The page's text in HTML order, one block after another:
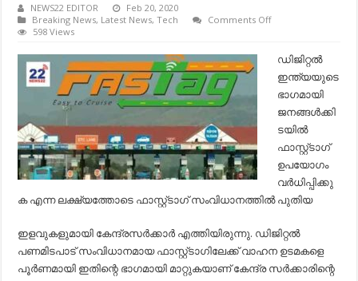
NEWS22 EDITOR
Feb 20, 2020
Breaking News, Latest News,Tech Comments Offon
വാങ്ങത്തവരുടെ
ശ്രദ്ധയ്ക്ക്;
സൗജന്യം
ഉടന്‍
അവസാനിക്കും
ലഭിക്കുന്ന
കേന്ദ്രങ്ങള്‍…
598 Views
ഡിജിറ്റല്‍
ഇന്ത്യയുടെ
ഭാഗമായി
ജനങ്ങൾക്കി
ടയിൽ
ഫാസ്റ്റ്ടാഗ്
ഉപയോഗം
വർധിപ്പിക്കു
ക എന്ന ലക്ഷ്യത്തോടെ ഫാസ്റ്റ്ടാഗ് സംവിധാനത്തില്‍ പുതിയ
ഇളവുകളുമായി കേന്ദ്രസര്‍ക്കാര്‍ എത്തിയിരുന്നു. ഡിജിറ്റല്‍
പണമിടപാട് സംവിധാനമായ ഫാസ്റ്റ്ടാഗിലേക്ക് വാഹന ഉടമകളെ
പൂര്‍ണമായി ഇതിന്റെ ഭാഗമായി മാറ്റുകയാണ് കേന്ദ്ര സര്‍ക്കാരിന്റെ